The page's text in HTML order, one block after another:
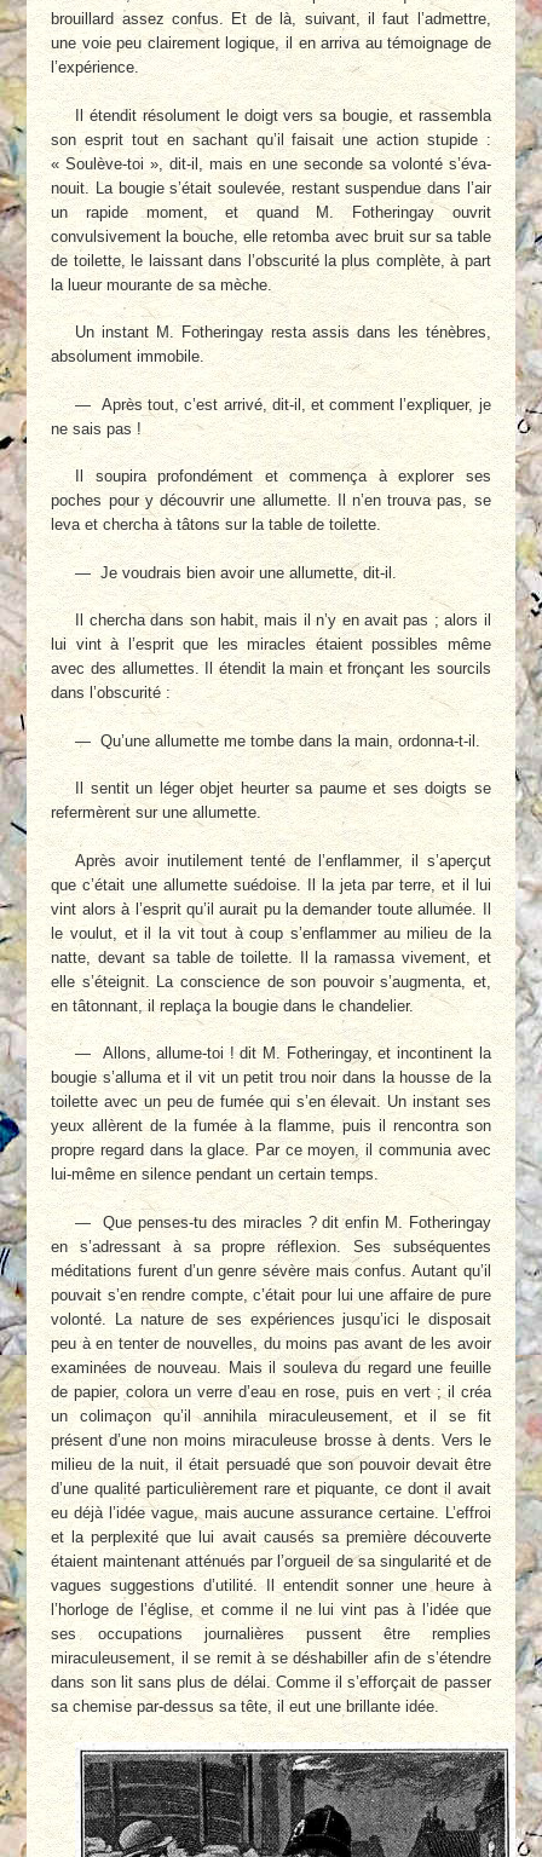
brouillard assez confus. Et de là, suivant, il faut l’admettre,
une voie peu clairement logique, il en arriva au témoi­gnage de
l’expérience.
Il étendit résolument le doigt vers sa bou­gie, et rassembla
son esprit tout en sachant qu’il faisait une action stupide :
« Soulève-toi », dit-il, mais en une seconde sa volonté s’éva­
nouit. La bougie s’était soulevée, restant sus­pendue dans l’air
un rapide moment, et quand M. Fotheringay ouvrit
convulsivement la bouche, elle retomba avec bruit sur sa table
de toilette, le laissant dans l’obscurité la plus complète, à part
la lueur mourante de sa mèche.
Un instant M. Fotheringay resta assis dans les ténèbres,
absolument immobile.
— Après tout, c’est arrivé, dit-il, et com­ment l’expliquer, je
ne sais pas !
Il soupira profondément et commença à explorer ses
poches pour y découvrir une allu­mette. Il n’en trouva pas, se
leva et chercha à tâtons sur la table de toilette.
— Je voudrais bien avoir une allumette, dit-il.
Il chercha dans son habit, mais il n’y en avait pas ; alors il
lui vint à l’esprit que les mi­racles étaient possibles même
avec des allu­mettes. Il étendit la main et fronçant les sour­cils
dans l’obscurité :
— Qu’une allumette me tombe dans la main, ordonna-t-il.
Il sentit un léger objet heurter sa paume et ses doigts se
refermèrent sur une allumette.
Après avoir inutilement tenté de l’enflam­mer, il s’aperçut
que c’était une allumette sué­doise. Il la jeta par terre, et il lui
vint alors à l’esprit qu’il aurait pu la demander toute allu­mée. Il
le voulut, et il la vit tout à coup s’en­flammer au milieu de la
natte, devant sa table de toilette. Il la ramassa vivement, et
elle s’étei­gnit. La conscience de son pouvoir s’augmenta, et,
en tâtonnant, il replaça la bougie dans le chandelier.
— Allons, allume-toi ! dit M. Fotheringay, et incontinent la
bougie s’alluma et il vit un petit trou noir dans la housse de la
toilette avec un peu de fumée qui s’en élevait. Un ins­tant ses
yeux allèrent de la fumée à la flamme, puis il rencontra son
propre regard dans la glace. Par ce moyen, il communia avec
lui-même en silence pendant un certain temps.
— Que penses-tu des miracles ? dit enfin M. Fotheringay
en s’adressant à sa propre ré­flexion. Ses subséquentes
méditations furent d’un genre sévère mais confus. Autant qu’il
pouvait s’en rendre compte, c’était pour lui une affaire de pure
volonté. La nature de ses expériences jusqu’ici le disposait
peu à en ten­ter de nouvelles, du moins pas avant de les avoir
examinées de nouveau. Mais il souleva du regard une feuille
de papier, colora un verre d’eau en rose, puis en vert ; il créa
un colima­çon qu’il annihila miraculeusement, et il se fit
présent d’une non moins miraculeuse brosse à dents. Vers le
milieu de la nuit, il était persuadé que son pouvoir devait être
d’une qualité particulièrement rare et piquante, ce dont il avait
eu déjà l’idée vague, mais aucune assurance certaine. L’effroi
et la perplexité que lui avait causés sa première découverte
étaient maintenant atténués par l’orgueil de sa singu­larité et de
vagues suggestions d’utilité. Il en­tendit sonner une heure à
l’horloge de l’église, et comme il ne lui vint pas à l’idée que
ses oc­cupations journalières pussent être remplies
miraculeusement, il se remit à se déshabiller afin de s’étendre
dans son lit sans plus de dé­lai. Comme il s’efforçait de passer
sa chemise par-dessus sa tête, il eut une brillante idée.